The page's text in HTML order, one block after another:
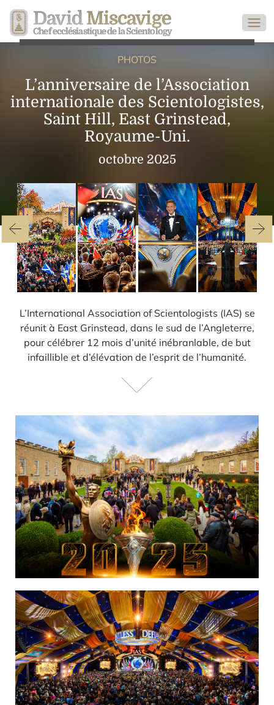
David Miscavige
Chef ecclésiastique de la Scientology
PHOTOS
L’anniversaire de l’Association
internationale des Scientologistes,
Saint Hill, East Grinstead,
Royaume-Uni.
octobre 2025
L’International Association of Scientologists (IAS) se
réunit à East Grinstead, dans le sud de l’Angleterre,
pour célébrer 12 mois d’unité inébranlable, de but
infaillible et d’élévation de l’esprit de l’humanité.